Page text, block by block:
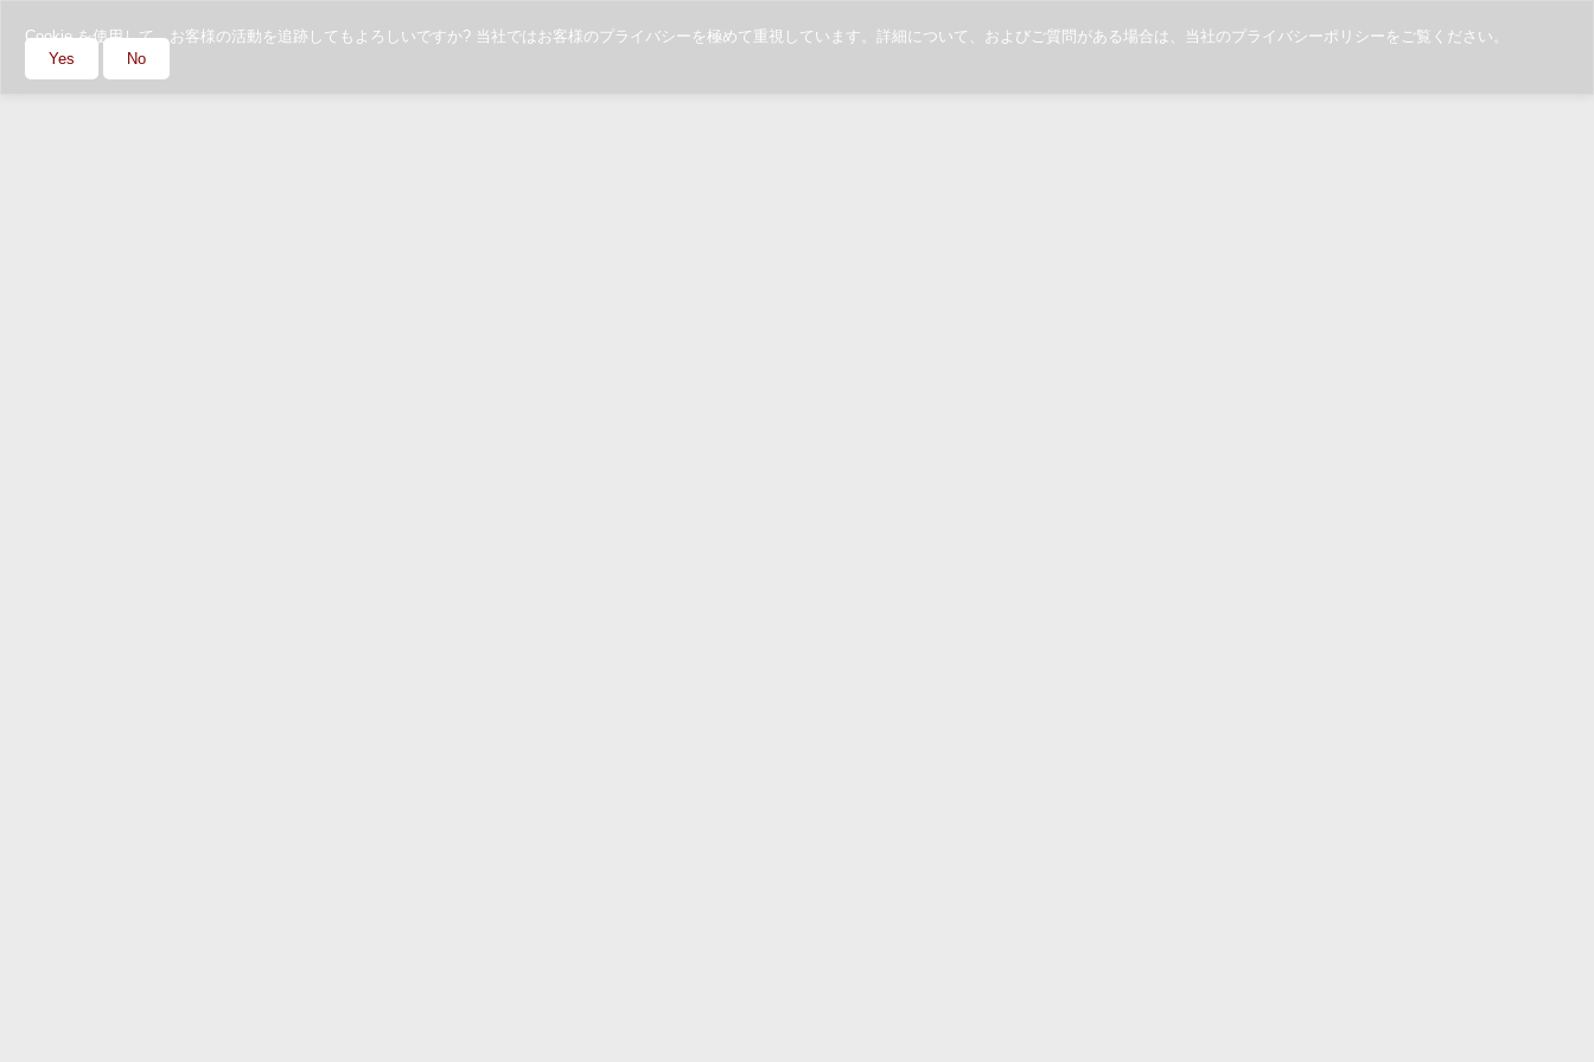
Cookie を使用して、お客様の活動を追跡してもよろしいですか? 当社ではお客様のプライバシーを極めて重視しています。詳細について、およびご質問がある場合は、当社のプライバシーポリシーをご覧ください。
Yes
No